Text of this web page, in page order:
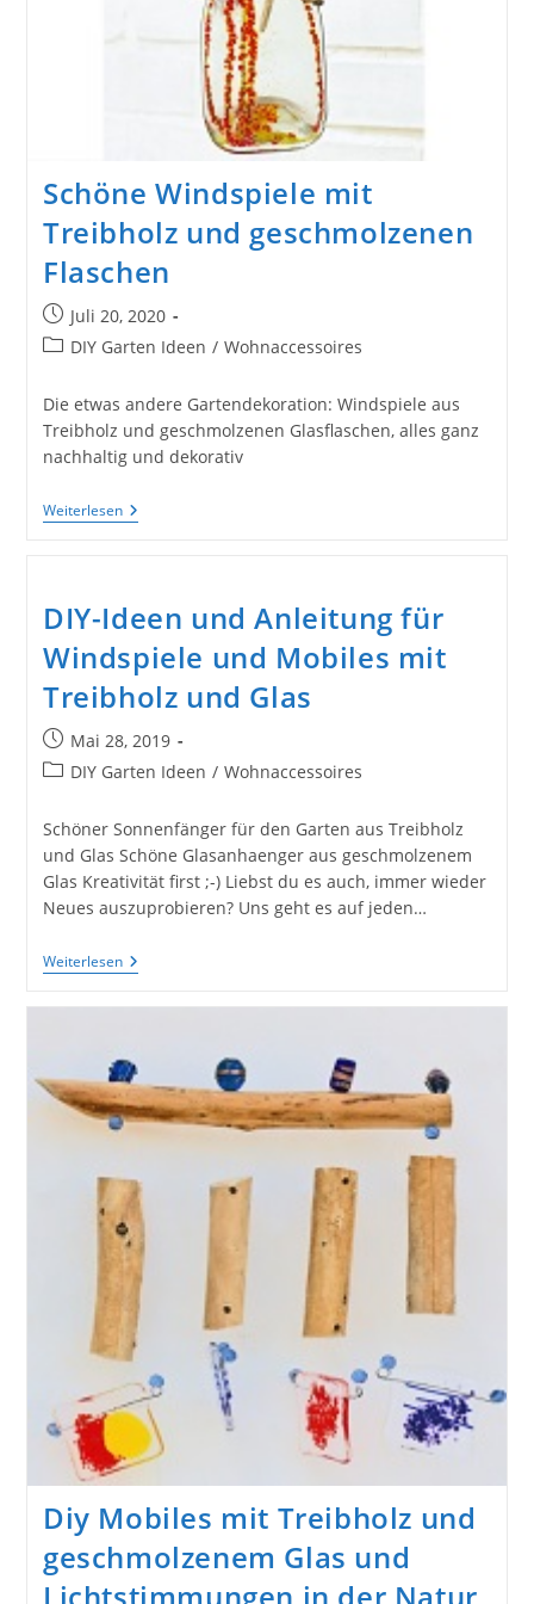
Schöne Windspiele mit
Treibholz und geschmolzenen
Flaschen
Beitrag
veröffentlicht:
Juli 20, 2020
Beitrags-
DIY Garten Ideen / Wohnaccessoires
Die etwas andere Gartendekoration: Windspiele aus
Treibholz und geschmolzenen Glasflaschen, alles ganz
nachhaltig und dekorativ
WeiterlesenSchöne
Windspiele
Geschmolzenen
Flaschen
DIY-Ideen und Anleitung für
Windspiele und Mobiles mit
Treibholz und Glas
Beitrag
veröffentlicht:
Mai 28, 2019
Beitrags-
DIY Garten Ideen / Wohnaccessoires
Schöner Sonnenfänger für den Garten aus Treibholz
und Glas Schöne Glasanhaenger aus geschmolzenem
Glas Kreativität first ;-) Liebst du es auch, immer wieder
Neues auszuprobieren? Uns geht es auf jeden…
WeiterlesenDIY-
Ideen
Windspiele
Und
Mobiles
Mit
Treibholz
Diy Mobiles mit Treibholz und
geschmolzenem Glas und